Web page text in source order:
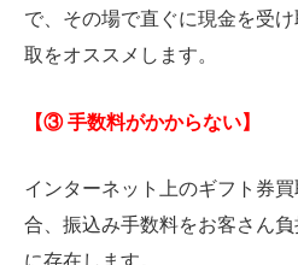
で、その場で直ぐに現金を受
取をオススメします。
【③ 手数料がかからない】
インターネット上のギフト券
合、振込み手数料をお客さん